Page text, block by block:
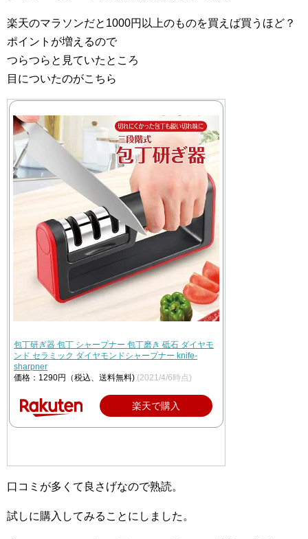
楽天のマラソンだと1000円以上のものを買えば買うほど？
ポイントが増えるので
つらつらと見ていたところ
目についたのがこちら
包丁研ぎ器 包丁 シャープナー 包丁磨き 砥石 ダイヤモ
ンド セラミック ダイヤモンドシャープナー knife-
sharpner
価格：1290円（税込、送料無料) (2021/4/6時点)
楽天で購入
口コミが多くて良さげなので熟読。
試しに購入してみることにしました。